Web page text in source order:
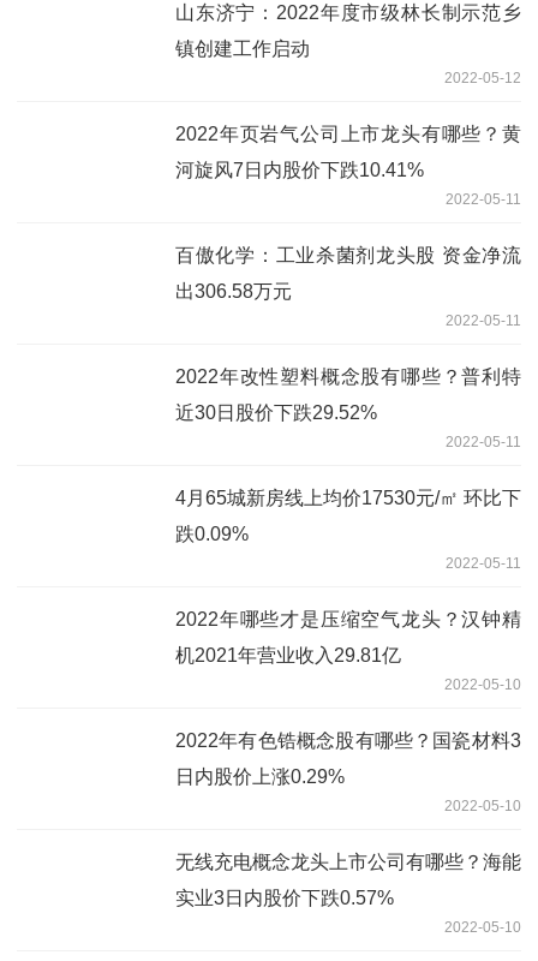
山东济宁：2022年度市级林长制示范乡
镇创建工作启动
2022-05-12
2022年页岩气公司上市龙头有哪些？黄
河旋风7日内股价下跌10.41%
2022-05-11
百傲化学：工业杀菌剂龙头股 资金净流
出306.58万元
2022-05-11
2022年改性塑料概念股有哪些？普利特
近30日股价下跌29.52%
2022-05-11
4月65城新房线上均价17530元/㎡ 环比下
跌0.09%
2022-05-11
2022年哪些才是压缩空气龙头？汉钟精
机2021年营业收入29.81亿
2022-05-10
2022年有色锆概念股有哪些？国瓷材料3
日内股价上涨0.29%
2022-05-10
无线充电概念龙头上市公司有哪些？海能
实业3日内股价下跌0.57%
2022-05-10